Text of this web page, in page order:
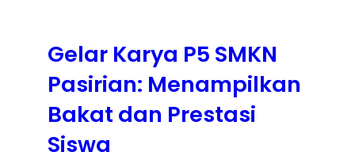
Gelar Karya P5 SMKN
Pasirian: Menampilkan
Bakat dan Prestasi
Siswa